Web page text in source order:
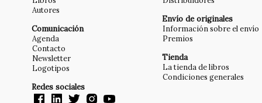
Autores
Comunicación
Agenda
Contacto
Newsletter
Logotipos
Redes sociales
Envío de originales
Información sobre el envío
Premios
Tienda
La tienda de libros
Condiciones generales